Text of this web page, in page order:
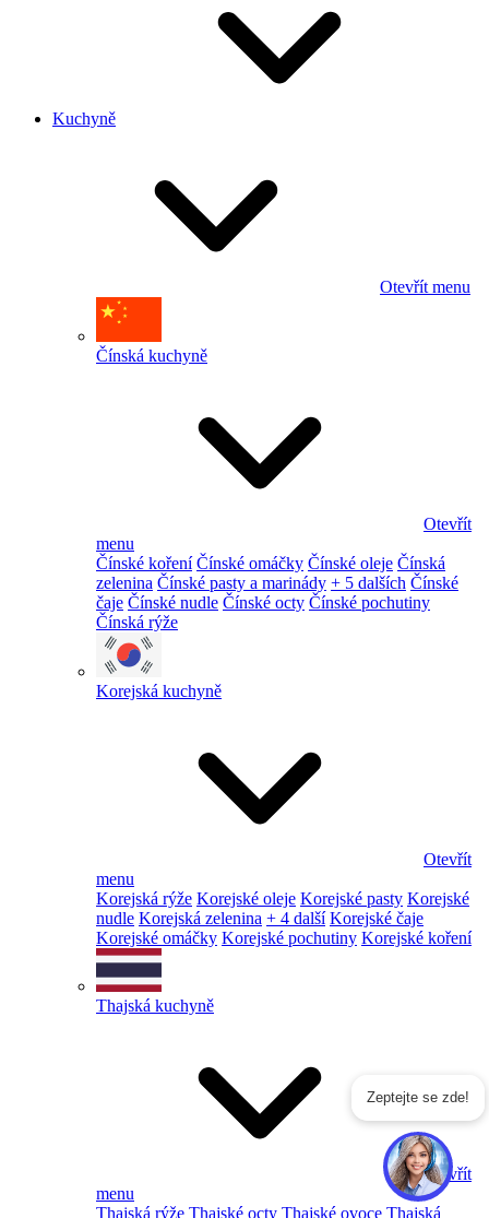
Kuchyně
Otevřít menu
Čínská kuchyně
Otevřít
menu
Čínské koření Čínské omáčky Čínské oleje Čínská
zelenina Čínské pasty a marinády + 5 dalších Čínské
čaje Čínské nudle Čínské octy Čínské pochutiny
Čínská rýže
Korejská kuchyně
Otevřít
menu
Korejská rýže Korejské oleje Korejské pasty Korejské
nudle Korejská zelenina + 4 další Korejské čaje
Korejské omáčky Korejské pochutiny Korejské koření
Thajská kuchyně
Otevřít
menu
Thajská rýže Thajské octy Thajské ovoce Thajská
Zeptejte se zde!